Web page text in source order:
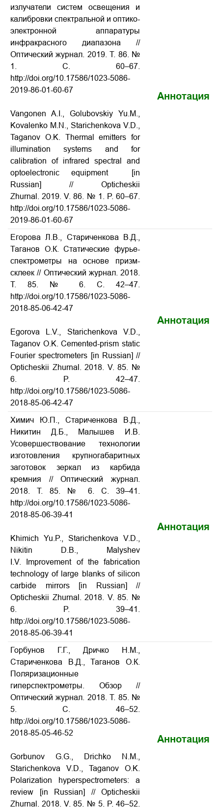
излучатели систем освещения и
калибровки спектральной и оптико-
электронной аппаратуры
инфракрасного диапазона //
Оптический журнал. 2019. Т. 86. №
1. С. 60–67.
http://doi.org/10.17586/1023-5086-
2019-86-01-60-67
Vangonen A.I., Golubovskiy Yu.M.,
Kovalenko M.N., Starichenkova V.D.,
Taganov O.K. Thermal emitters for
illumination systems and for
calibration of infrared spectral and
optoelectronic equipment
[in
Russian] // Opticheskii
Zhurnal. 2019. V. 86. № 1. P. 60–67.
http://doi.org/10.17586/1023-5086-
2019-86-01-60-67
Аннотация
Егорова Л.В., Стариченкова В.Д.,
Таганов О.К. Статические фурье-
спектрометры на основе призм-
склеек// Оптический журнал. 2018.
Т. 85. № 6. С. 42–47.
http://doi.org/10.17586/1023-5086-
2018-85-06-42-47
Egorova L.V., Starichenkova V.D.,
Taganov O.K.Cemented-prism static
Fourier spectrometers [in Russian] //
Opticheskii Zhurnal. 2018. V. 85. №
6. P. 42–47.
http://doi.org/10.17586/1023-5086-
2018-85-06-42-47
Аннотация
Химич Ю.П., Стариченкова В.Д.,
Никитин Д.Б., Малышев И.В.
Усовершествование технологии
изготовления крупногабаритных
заготовок зеркал из карбида
кремния // Оптический журнал.
2018. Т. 85. № 6. С. 39–41.
http://doi.org/10.17586/1023-5086-
2018-85-06-39-41
Khimich Yu.P., Starichenkova V.D.,
Nikitin D.B., Malyshev
I.V. Improvement of the fabrication
technology of large blanks of silicon
carbide mirrors
[in Russian] //
Opticheskii Zhurnal. 2018. V. 85. №
6. P. 39–41.
http://doi.org/10.17586/1023-5086-
2018-85-06-39-41
Аннотация
Горбунов Г.Г., Дричко Н.М.,
Стариченкова В.Д., Таганов О.К.
Поляризационные
гиперспектрометры. Обзор //
Оптический журнал. 2018. Т. 85. №
5. С. 46–52.
http://doi.org/10.17586/1023-5086-
2018-85-05-46-52
Gorbunov G.G., Drichko N.M.,
Starichenkova V.D., Taganov O.K.
Polarization hyperspectrometers: a
review
[in Russian] // Opticheskii
Zhurnal.
2018. V. 85. № 5. P. 46–52.
Аннотация